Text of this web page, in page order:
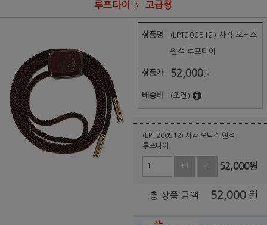
루프타이 고급형
상품명 (LPT200512) 사각 오닉스
원석 루프타이
상품가 52,000원
배송비 (조건)
(LPT200512) 사각 오닉스 원석
루프타이
+1 -1 52,000원
총 상품 금액 52,000 원